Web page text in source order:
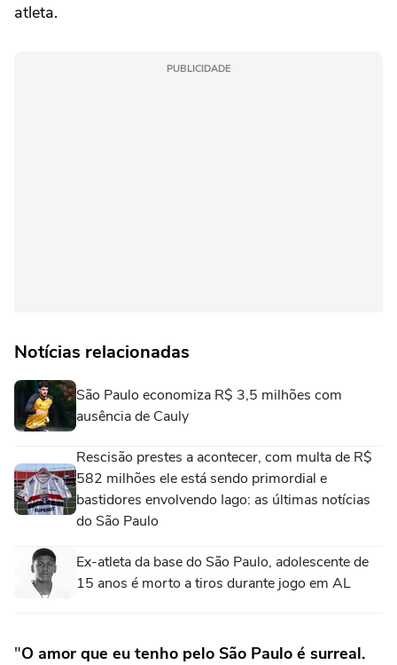
atleta.
PUBLICIDADE
Notícias relacionadas
São Paulo economiza R$ 3,5 milhões com
ausência de Cauly
Rescisão prestes a acontecer, com multa de R$
582 milhões ele está sendo primordial e
bastidores envolvendo Iago: as últimas notícias
do São Paulo
Ex-atleta da base do São Paulo, adolescente de
15 anos é morto a tiros durante jogo em AL
"O amor que eu tenho pelo São Paulo é surreal.